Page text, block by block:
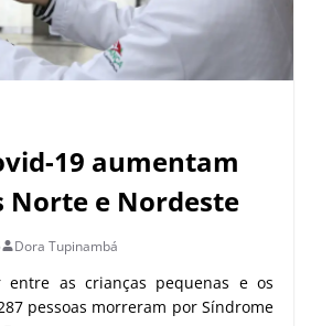
19 aumentam
Norte e Nordeste
Dora Tupinambá
entre as crianças pequenas e os
pessoas morreram por Síndrome